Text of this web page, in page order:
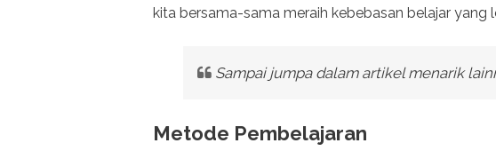
kita bersama-sama meraih kebebasan belajar yang
Sampai jumpa dalam artikel menarik
Metode Pembelajaran